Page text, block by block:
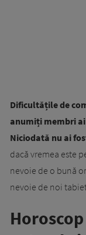
Dificultățile de
anumiți membri
Niciodată nu ai
dacă vremea este
nevoie de o bună
nevoie de noi